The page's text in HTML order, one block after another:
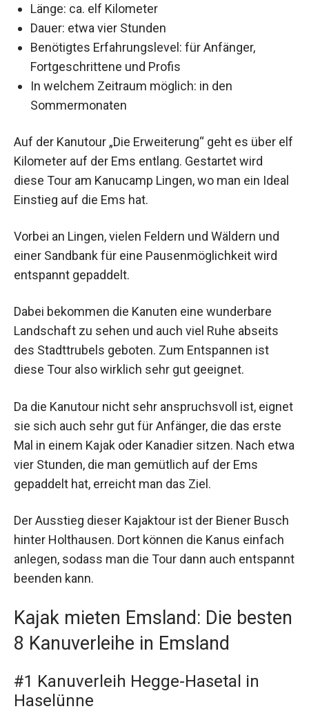
Länge: ca. elf Kilometer
Dauer: etwa vier Stunden
Benötigtes Erfahrungslevel: für Anfänger,
Fortgeschrittene und Profis
In welchem Zeitraum möglich: in den
Sommermonaten
Auf der Kanutour „Die Erweiterung“ geht es über elf
Kilometer auf der Ems entlang. Gestartet wird
diese Tour am Kanucamp Lingen, wo man ein Ideal
Einstieg auf die Ems hat.
Vorbei an Lingen, vielen Feldern und Wäldern und
einer Sandbank für eine Pausenmöglichkeit wird
entspannt gepaddelt.
Dabei bekommen die Kanuten eine wunderbare
Landschaft zu sehen und auch viel Ruhe abseits
des Stadttrubels geboten. Zum Entspannen ist
diese Tour also wirklich sehr gut geeignet.
Da die Kanutour nicht sehr anspruchsvoll ist, eignet
sie sich auch sehr gut für Anfänger, die das erste
Mal in einem Kajak oder Kanadier sitzen. Nach etwa
vier Stunden, die man gemütlich auf der Ems
gepaddelt hat, erreicht man das Ziel.
Der Ausstieg dieser Kajaktour ist der Biener Busch
hinter Holthausen. Dort können die Kanus einfach
anlegen, sodass man die Tour dann auch entspannt
beenden kann.
Kajak mieten Emsland: Die besten
8 Kanuverleihe in Emsland
#1 Kanuverleih Hegge-Hasetal in
Haselünne